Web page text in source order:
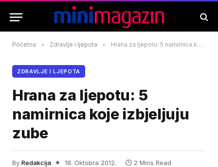
Početna » Zdravlje i ljepota » Hrana za ljepotu: 5 namirnica koje izbjeljuju zube
ZDRAVLJE I LJEPOTA
Hrana za ljepotu: 5
namirnica koje izbjeljuju
zube
By Redakcija 18. Oktobra 2012. 2 Mins Read